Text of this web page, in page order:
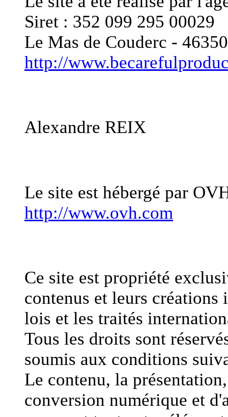
Siret : 352 099 295 00029
Le Mas de Couderc -
http://
Alexandre REIX
Le site est hébergé par
http://www.ovh.com
Ce site est propriété
contenus et leurs créations
lois et les traités
Tous les droits sont
soumis aux conditions
Le contenu, la
conversion numérique et